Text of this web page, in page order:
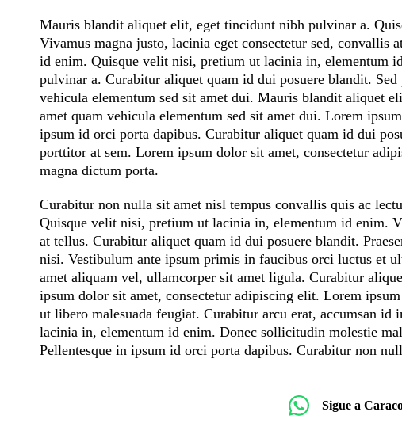
Mauris blandit aliquet elit, eget tincidunt nibh pulvinar a.
Vivamus magna justo, lacinia eget consectetur sed,
id enim. Quisque velit nisi, pretium ut lacinia in, elementum
pulvinar a. Curabitur aliquet quam id dui posuere blandit.
vehicula elementum sed sit amet dui. Mauris blandit aliquet
amet quam vehicula elementum sed sit amet dui. Lorem
ipsum id orci porta dapibus. Curabitur aliquet quam id dui
porttitor at sem. Lorem ipsum dolor sit amet, consectetur
magna dictum porta.
Curabitur non nulla sit amet nisl tempus convallis quis ac
Quisque velit nisi, pretium ut lacinia in, elementum id enim.
at tellus. Curabitur aliquet quam id dui posuere blandit.
nisi. Vestibulum ante ipsum primis in faucibus orci luctus et
amet aliquam vel, ullamcorper sit amet ligula. Curabitur
ipsum dolor sit amet, consectetur adipiscing elit. Lorem
ut libero malesuada feugiat. Curabitur arcu erat, accumsan
lacinia in, elementum id enim. Donec sollicitudin molestie
Pellentesque in ipsum id orci porta dapibus. Curabitur non
Sigue a